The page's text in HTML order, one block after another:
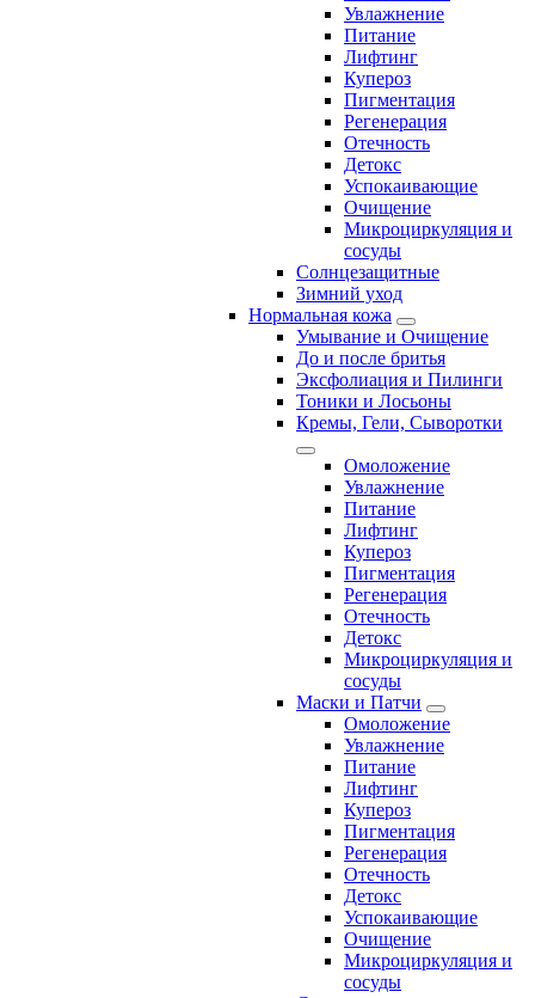
Увлажнение
Питание
Лифтинг
Купероз
Пигментация
Регенерация
Отечность
Детокс
Успокаивающие
Очищение
Микроциркуляция и
сосуды
Солнцезащитные
Зимний уход
Нормальная кожа
Умывание и Очищение
До и после бритья
Эксфолиация и Пилинги
Тоники и Лосьоны
Кремы, Гели, Сыворотки
Омоложение
Увлажнение
Питание
Лифтинг
Купероз
Пигментация
Регенерация
Отечность
Детокс
Микроциркуляция и
сосуды
Маски и Патчи
Омоложение
Увлажнение
Питание
Лифтинг
Купероз
Пигментация
Регенерация
Отечность
Детокс
Успокаивающие
Очищение
Микроциркуляция и
сосуды